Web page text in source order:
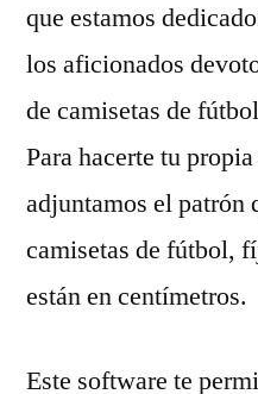
que estamos
los aficionados
de camisetas de
Para hacerte tu
adjuntamos el patrón
camisetas de fútbol,
están en centímetros.
Este software te